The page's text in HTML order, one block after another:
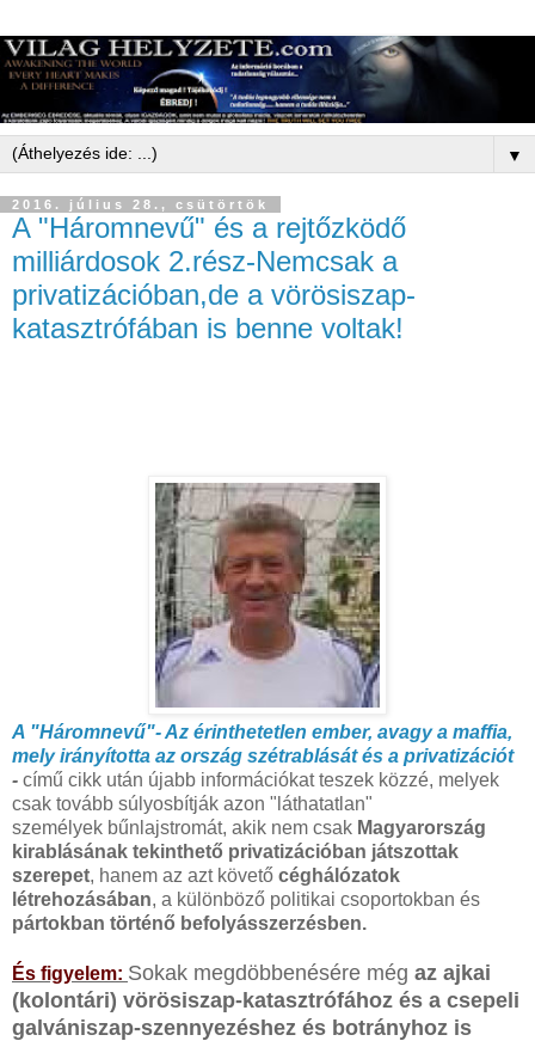
▼
2016. július 28., csütörtök
A "Háromnevű" és a rejtőzködő
milliárdosok 2.rész-Nemcsak a
privatizációban,de a vörösiszap-
katasztrófában is benne voltak!
A "Háromnevű"- Az érinthetetlen ember, avagy a maffia,
mely irányította az ország szétrablását és a privatizációt
- című cikk után újabb információkat teszek közzé, melyek
csak tovább súlyosbítják azon "láthatatlan"
személyek bűnlajstromát, akik nem csak Magyarország
kirablásának tekinthető privatizációban játszottak
szerepet, hanem az azt követő céghálózatok
létrehozásában, a különböző politikai csoportokban és
pártokban történő befolyásszerzésben.
És figyelem: Sokak megdöbbenésére még az ajkai
(kolontári) vörösiszap-katasztrófához és a csepeli
galvániszap-szennyezéshez és botrányhoz is